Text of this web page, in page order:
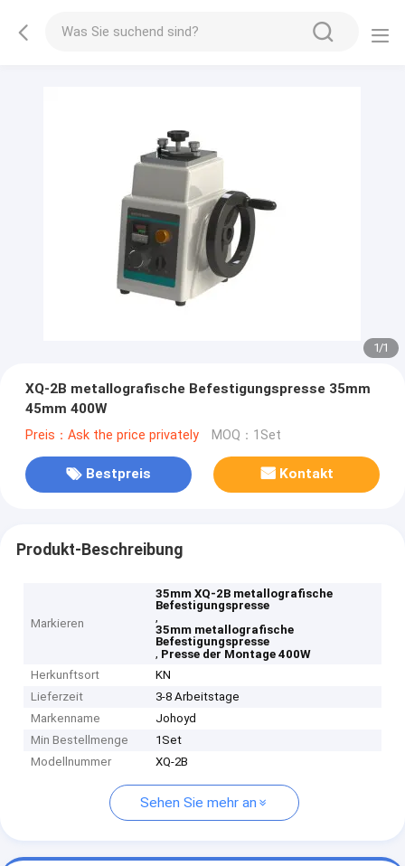
1/1
XQ-2B metallografische Befestigungspresse 35mm
45mm 400W
Preis：Ask the price privately MOQ：1Set
Bestpreis Kontakt
Produkt-Beschreibung
Markieren
35mm XQ-2B metallografische
Befestigungspresse
,
35mm metallografische
Befestigungspresse
, Presse der Montage 400W
Herkunftsort
KN
Lieferzeit
3-8 Arbeitstage
Markenname
Johoyd
Min Bestellmenge
1Set
Modellnummer
XQ-2B
Sehen Sie mehr an